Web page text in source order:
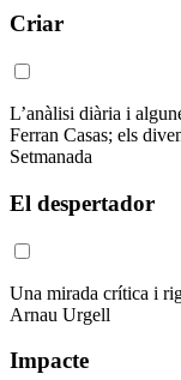
Criar
L’anàlisi diària i
Ferran Casas; els
Setmanada
El despertador
Una mirada crítica i
Arnau Urgell
Impacte